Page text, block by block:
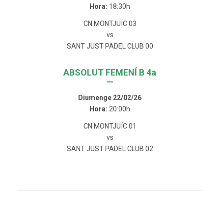
Hora: 18:30h
CN MONTJUÏC 03
vs
SANT JUST PADEL CLUB 00
ABSOLUT FEMENÍ B 4a
—
Diumenge 22/02/26
Hora: 20:00h
CN MONTJUÏC 01
vs
SANT JUST PADEL CLUB 02